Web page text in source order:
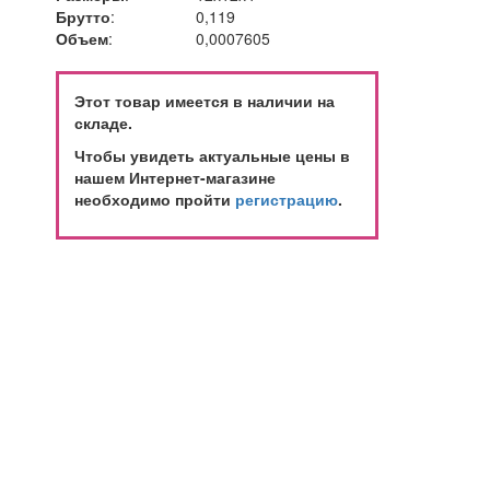
Брутто:
0,119
Объем: 0,0007605
Этот товар имеется в наличии на
складе.
Чтобы увидеть актуальные цены в
нашем Интернет-магазине
необходимо пройти регистрацию.